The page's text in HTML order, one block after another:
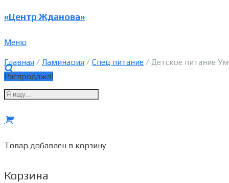
«Центр Жданова»
Меню
Товар добавлен в корзину
Корзина
Главная / Ламинария / Спец питание / Детское питание
Распродажа!